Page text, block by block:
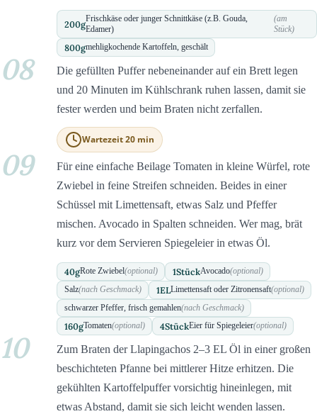
200gFrischkäse oder junger Schnittkäse (z.B. Gouda,
Edamer)
(am
Stück)
800gmehligkochende Kartoffeln, geschält
08
Die gefüllten Puffer nebeneinander auf ein Brett legen
und 20 Minuten im Kühlschrank ruhen lassen, damit sie
fester werden und beim Braten nicht zerfallen.
Wartezeit 20 min
09
Für eine einfache Beilage Tomaten in kleine Würfel, rote
Zwiebel in feine Streifen schneiden. Beides in einer
Schüssel mit Limettensaft, etwas Salz und Pfeffer
mischen. Avocado in Spalten schneiden. Wer mag, brät
kurz vor dem Servieren Spiegeleier in etwas Öl.
40gRote Zwiebel(optional) 1StückAvocado(optional)
Salz(nach Geschmack) 1ELLimettensaft oder Zitronensaft(optional)
schwarzer Pfeffer, frisch gemahlen(nach Geschmack)
160gTomaten(optional) 4StückEier für Spiegeleier(optional)
10
Zum Braten der Llapingachos 2–3 EL Öl in einer großen
beschichteten Pfanne bei mittlerer Hitze erhitzen. Die
gekühlten Kartoffelpuffer vorsichtig hineinlegen, mit
etwas Abstand, damit sie sich leicht wenden lassen.